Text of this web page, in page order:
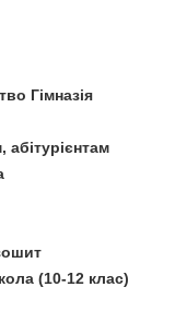
Гімназія
(10-12 клас)